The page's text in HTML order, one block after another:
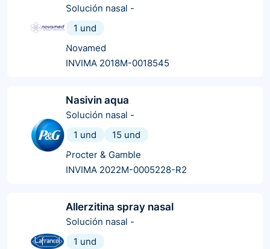
Solución nasal -
1 und
Novamed
INVIMA 2018M-0018545
Nasivin aqua
Solución nasal -
1 und
15 und
Procter & Gamble
INVIMA 2022M-0005228-R2
Allerzitina spray nasal
Solución nasal -
1 und